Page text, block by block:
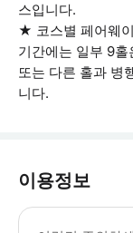
스입니다.
★ 코스별 페어웨
기간에는 일부 9
또는 다른 홀과 병
니다.
이용정보